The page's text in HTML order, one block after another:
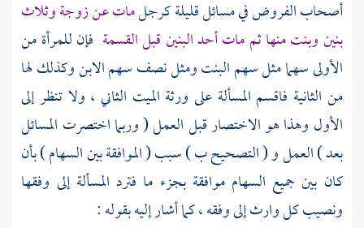
أصحاب الفروض في مسائل قليلة كرجلمات عن زوجة وثلاث
بنين وبنت منها ثم مات أحد البنين قبل القسمة فإن للمرأة من
الأولى سهما مثل سهم البنت ومثل نصف سهم الابن وكذلك لها
من الثانية فاقسم المسألة على ورثة الميت الثاني ، ولا تنظر إلى
الأول وهذا هو الاختصار قبل العمل ( وربما اختصرت المسائل
بعد ) العمل و ( التصحيح ب ) سبب ( الموافقة بين السهام ) بأن
كان بين جميع السهام موافقة بجزء ما فترد المسألة إلى وفقها
ونصيب كل وارث إلى وفقه ، كما أشار إليه بقوله :